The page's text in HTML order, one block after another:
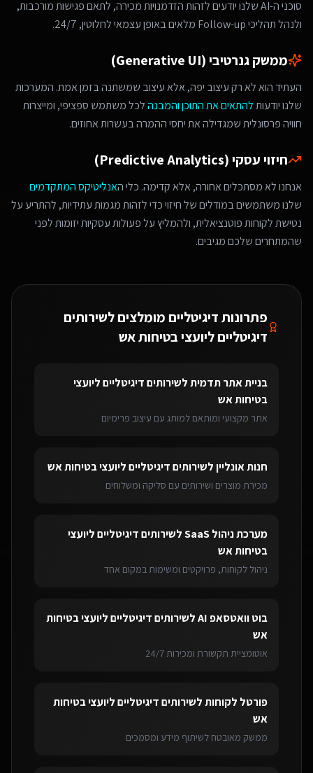
סוכני ה-AI שלנו יודעים לזהות הזדמנויות מכירה, לתאם פגישות מורכבות,
ולנהל תהליכי Follow-up מלאים באופן עצמאי לחלוטין, 24/7.
ממשק גנרטיבי (Generative UI)
העתיד הוא לא רק עיצוב יפה, אלא עיצוב שמשתנה בזמן אמת. המערכות
שלנו יודעותלהתאים את התוכן והמבנהלכל משתמש ספציפי, ומייצרות
חוויה פרסונלית שמגדילה את יחסי ההמרה בעשרות אחוזים.
חיזוי עסקי (Predictive Analytics)
אנחנו לא מסתכלים אחורה, אלא קדימה. כלי האנליטיקס המתקדמים
שלנו משתמשים במודלים של חיזוי כדי לזהות מגמות עתידיות, להתריע על
נטישת לקוחות פוטנציאלית, ולהמליץ על פעולות עסקיות יזומות לפני
שהמתחרים שלכם מגיבים.
פתרונות דיגיטליים מומלצים לשירותים
דיגיטליים ליועצי בטיחות אש
בניית אתר תדמיתלשירותים דיגיטליים ליועצי
בטיחות אש
אתר מקצועי ומותאם למותג עם עיצוב פרימיום
חנות אונלייןלשירותים דיגיטליים ליועצי בטיחות אש
מכירת מוצרים ושירותים עם סליקה ומשלוחים
מערכת ניהול SaaS לשירותים דיגיטליים ליועצי
בטיחות אש
ניהול לקוחות, פרויקטים ומשימות במקום אחד
בוט וואטסאפ AI לשירותים דיגיטליים ליועצי בטיחות
אש
אוטומציית תקשורת ומכירות 24/7
פורטל לקוחותלשירותים דיגיטליים ליועצי בטיחות
אש
ממשק מאובטח לשיתוף מידע ומסמכים